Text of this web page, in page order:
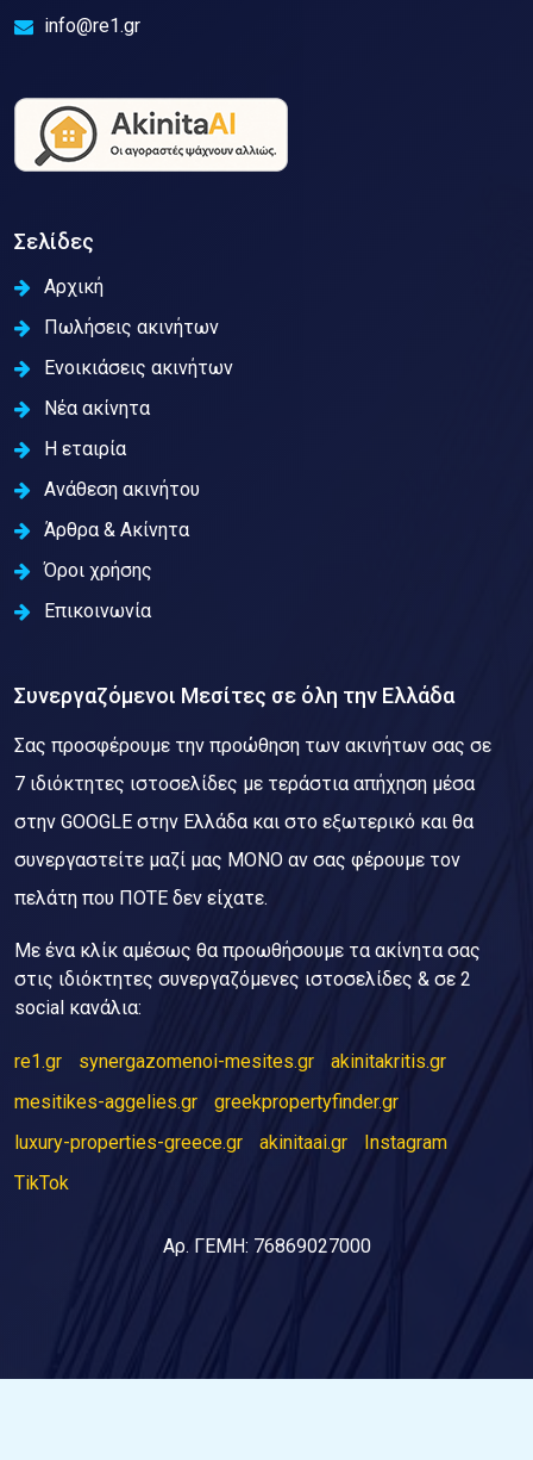
info@re1.gr
Σελίδες
Αρχική
Πωλήσεις ακινήτων
Ενοικιάσεις ακινήτων
Νέα ακίνητα
Η εταιρία
Ανάθεση ακινήτου
Άρθρα & Ακίνητα
Όροι χρήσης
Επικοινωνία
Συνεργαζόμενοι Μεσίτες σε όλη την Ελλάδα
Σας προσφέρουμε την προώθηση των ακινήτων σας σε
7 ιδιόκτητες ιστοσελίδες με τεράστια απήχηση μέσα
στην GOOGLE στην Ελλάδα και στο εξωτερικό και θα
συνεργαστείτε μαζί μας ΜΟΝΟ αν σας φέρουμε τον
πελάτη που ΠΟΤΕ δεν είχατε.
Με ένα κλίκ αμέσως θα προωθήσουμε τα ακίνητα σας
στις ιδιόκτητες συνεργαζόμενες ιστοσελίδες & σε 2
social κανάλια:
re1.gr synergazomenoi-mesites.gr
akinitakritis.gr
mesitikes-aggelies.gr
greekpropertyfinder.gr
luxury-properties-greece.gr
akinitaai.gr
Instagram
TikTok
Αρ. ΓΕΜΗ: 76869027000